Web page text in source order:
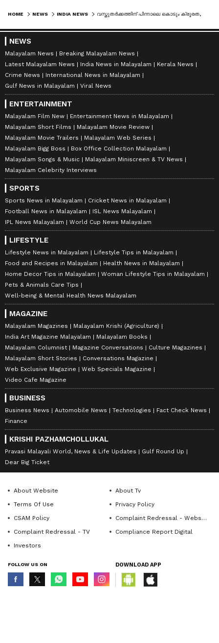
HOME NEWS INDIA NEWS
NEWS
Malayalam News
Breaking Malayalam News
Latest Malayalam News
India News in Malayalam
Kerala News
Crime News
International News in Malayalam
Gulf News in Malayalam
Viral News
ENTERTAINMENT
Malayalam Film New
Entertainment News in Malayalam
Malayalam Short Films
Malayalam Movie Review
Malayalam Movie Trailers
Malayalam Web Series
Malayalam Bigg Boss
Box Office Collection Malayalam
Malayalam Songs & Music
Malayalam Miniscreen & TV News
Malayalam Celebrity Interviews
SPORTS
Sports News in Malayalam
Cricket News in Malayalam
Football News in Malayalam
ISL News Malayalam
IPL News Malayalam
World Cup News Malayalam
LIFESTYLE
Lifestyle News in Malayalam
Lifestyle Tips in Malayalam
Food and Recipes in Malayalam
Health News in Malayalam
Home Decor Tips in Malayalam
Woman Lifestyle Tips in Malayalam
Pets & Animals Care Tips
Well-being & Mental Health News Malayalam
MAGAZINE
Malayalam Magazines
Malayalam Krishi (Agriculture)
India Art Magazine Malayalam
Malayalam Books
Malayalam Columnist
Magazine Conversations
Culture Magazines
Malayalam Short Stories
Conversations Magazine
Web Exclusive Magazine
Web Specials Magazine
Video Cafe Magazine
BUSINESS
Business News Automobile News Technologies
Fact Check News
Finance
KRISHI PAZHAMCHOLLUKAL
Pravasi Malayali World, News & Life Updates
Gulf Round Up
Dear Big Ticket
About Website
About Tv
Terms Of Use
Privacy Policy
CSAM Policy
Complaint Redressal - Website
Complaint Redressal - TV
Compliance Report Digital
Investors
FOLLOW US ON DOWNLOAD APP